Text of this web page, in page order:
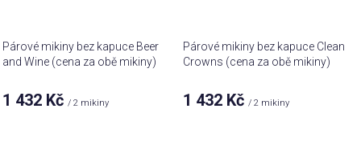
Párové mikiny bez kapuce Beer
and Wine (cena za obě mikiny)
1 432 Kč/ 2 mikiny
Párové mikiny bez kapuce Clean
Crowns (cena za obě mikiny)
Průměrné
hodnocení
1 432 Kč/ 2 mikiny